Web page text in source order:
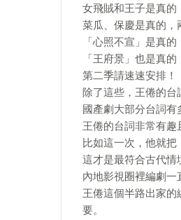
女飛賊和王子是真的
菜瓜、保慶是真的，
「心照不宣」是真的
「王府景」也是真的
第二季請速速安排！
除了這些，王倦的台
國產劇大部分台詞有
王倦的台詞非常有趣
比如這一次，他就把
這才是最符合古代情
內地影視圈裡編劇一
王倦這個半路出家
要。